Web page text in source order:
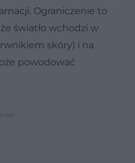
Ograniczenie to
światło wchodzi w
skóry) i na
powodować